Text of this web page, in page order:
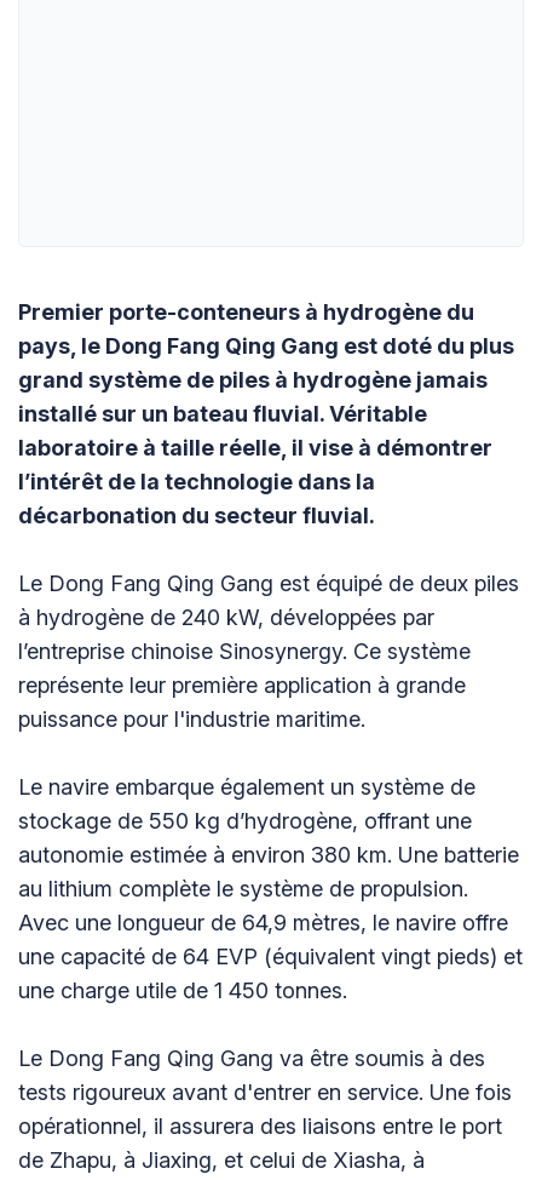
Premier porte-conteneurs à hydrogène du
pays, le Dong Fang Qing Gang est doté du plus
grand système de piles à hydrogène jamais
installé sur un bateau fluvial. Véritable
laboratoire à taille réelle, il vise à démontrer
l’intérêt de la technologie dans la
décarbonation du secteur fluvial.
Le Dong Fang Qing Gang est équipé de deux piles
à hydrogène de 240 kW, développées par
l’entreprise chinoise Sinosynergy. Ce système
représente leur première application à grande
puissance pour l'industrie maritime.
Le navire embarque également un système de
stockage de 550 kg d’hydrogène, offrant une
autonomie estimée à environ 380 km. Une batterie
au lithium complète le système de propulsion.
Avec une longueur de 64,9 mètres, le navire offre
une capacité de 64 EVP (équivalent vingt pieds) et
une charge utile de 1 450 tonnes.
Le Dong Fang Qing Gang va être soumis à des
tests rigoureux avant d'entrer en service. Une fois
opérationnel, il assurera des liaisons entre le port
de Zhapu, à Jiaxing, et celui de Xiasha, à